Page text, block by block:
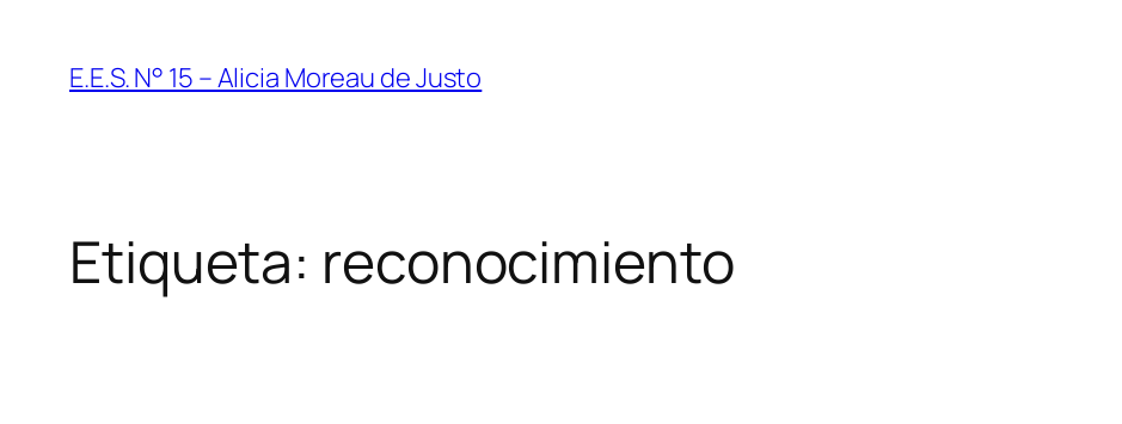
contenido
E.E.S. N° 15 – Alicia Moreau de Justo
Etiqueta: reconocimiento